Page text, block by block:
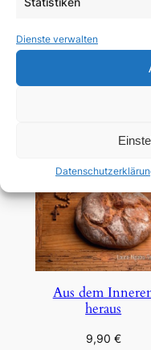
Dienste verwalten
Aus dem
heraus
9,90 €